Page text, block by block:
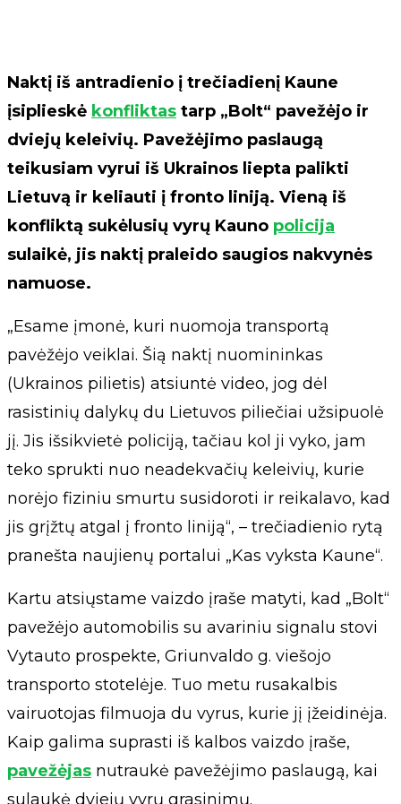
Naktį iš antradienio į trečiadienį Kaune
įsiplieskė konfliktas tarp „Bolt“ pavežėjo ir
dviejų keleivių. Pavežėjimo paslaugą
teikusiam vyrui iš Ukrainos liepta palikti
Lietuvą ir keliauti į fronto liniją. Vieną iš
konfliktą sukėlusių vyrų Kauno policija
sulaikė, jis naktį praleido saugios nakvynės
namuose.
„Esame įmonė, kuri nuomoja transportą
pavėžėjo veiklai. Šią naktį nuomininkas
(Ukrainos pilietis) atsiuntė video, jog dėl
rasistinių dalykų du Lietuvos piliečiai užsipuolė
jį. Jis išsikvietė policiją, tačiau kol ji vyko, jam
teko sprukti nuo neadekvačių keleivių, kurie
norėjo fiziniu smurtu susidoroti ir reikalavo, kad
jis grįžtų atgal į fronto liniją“, – trečiadienio rytą
pranešta naujienų portalui „Kas vyksta Kaune“.
Kartu atsiųstame vaizdo įraše matyti, kad „Bolt“
pavežėjo automobilis su avariniu signalu stovi
Vytauto prospekte, Griunvaldo g. viešojo
transporto stotelėje. Tuo metu rusakalbis
vairuotojas filmuoja du vyrus, kurie jį įžeidinėja.
Kaip galima suprasti iš kalbos vaizdo įraše,
pavežėjas nutraukė pavežėjimo paslaugą, kai
sulaukė dviejų vyrų grasinimų.